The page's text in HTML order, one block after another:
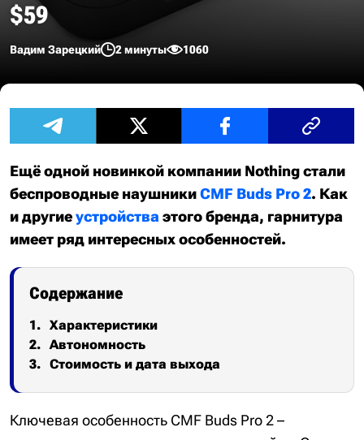
$59
Вадим Зарецкий 2 минуты 1060
Ещё одной новинкой компании Nothing стали
беспроводные наушникиCMF Buds Pro 2. Как
и другиеустройства этого бренда, гарнитура
имеет ряд интересных особенностей.
Содержание
Характеристики
Автономность
Стоимость и дата выхода
Ключевая особенность CMF Buds Pro 2 –